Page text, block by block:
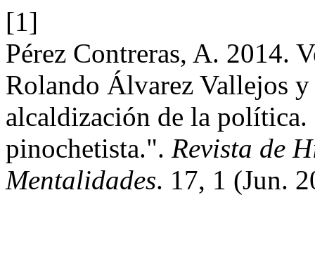
[1]
Pérez Contreras, A. 2014.
Rolando Álvarez Vallejos
alcaldización de la
pinochetista.". Revista de
Mentalidades. 17, 1 (Jun.